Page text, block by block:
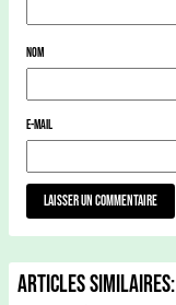
Nom
E-mail
Articles Similaires: